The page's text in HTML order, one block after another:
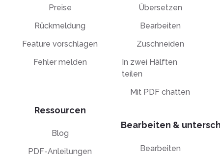
Preise
Rückmeldung
Feature vorschlagen
Fehler melden
Ressourcen
Blog
PDF-Anleitungen
Übersetzen
Bearbeiten
Zuschneiden
In zwei Hälften
teilen
Mit PDF chatten
Bearbeiten &
Bearbeiten